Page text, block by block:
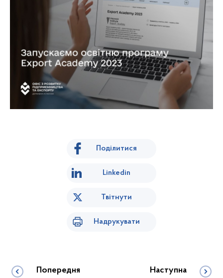
Поділитися
Linkedin
Твітнути
Надрукувати
Попередня Наступна